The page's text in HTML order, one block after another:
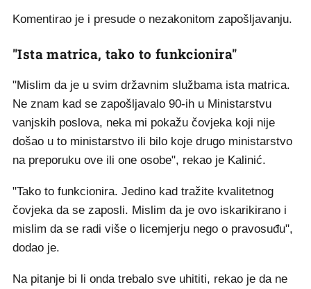
Komentirao je i presude o nezakonitom zapošljavanju.
"Ista matrica, tako to funkcionira"
"Mislim da je u svim državnim službama ista matrica.
Ne znam kad se zapošljavalo 90-ih u Ministarstvu
vanjskih poslova, neka mi pokažu čovjeka koji nije
došao u to ministarstvo ili bilo koje drugo ministarstvo
na preporuku ove ili one osobe", rekao je Kalinić.
"Tako to funkcionira. Jedino kad tražite kvalitetnog
čovjeka da se zaposli. Mislim da je ovo iskarikirano i
mislim da se radi više o licemjerju nego o pravosuđu",
dodao je.
Na pitanje bi li onda trebalo sve uhititi, rekao je da ne